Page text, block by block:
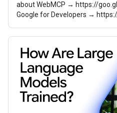
about WebMCP → https://
Google for Developers →